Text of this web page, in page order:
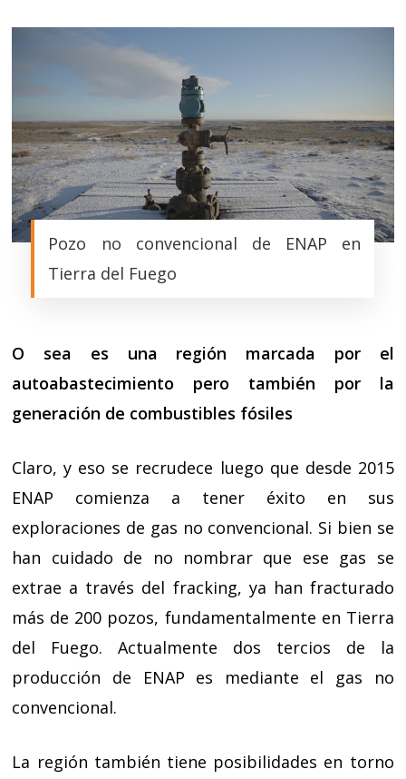
Pozo no convencional de ENAP en
Tierra del Fuego
O sea es una región marcada por el
autoabastecimiento pero también por la
generación de combustibles fósiles
Claro, y eso se recrudece luego que desde 2015
ENAP comienza a tener éxito en sus
exploraciones de gas no convencional. Si bien se
han cuidado de no nombrar que ese gas se
extrae a través del fracking, ya han fracturado
más de 200 pozos, fundamentalmente en Tierra
del Fuego. Actualmente dos tercios de la
producción de ENAP es mediante el gas no
convencional.
La región también tiene posibilidades en torno